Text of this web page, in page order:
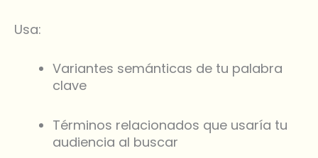
Usa:
Variantes semánticas de tu palabra
clave
Términos relacionados que usaría tu
audiencia al buscar